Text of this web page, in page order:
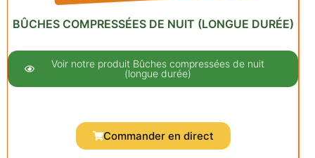
BÛCHES COMPRESSÉES DE NUIT (LONGUE DURÉE)
Voir notre produit Bûches compressées de nuit
(longue durée)
Commander en direct